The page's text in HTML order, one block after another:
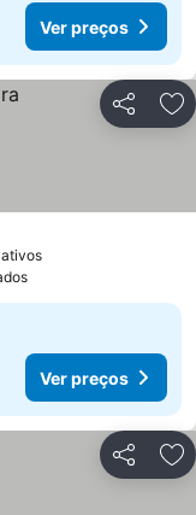
Ver preços
Partilhar
Ver preços
Partilhar